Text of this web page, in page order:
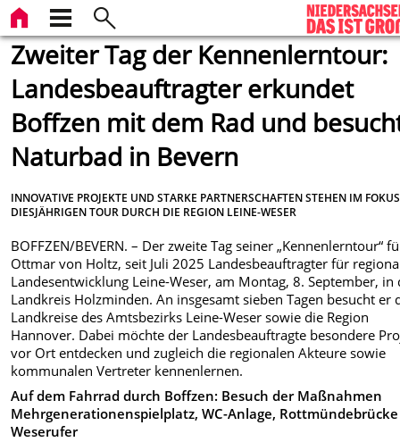
Zweiter Tag der Kennenlerntour:
Landesbeauftragter erkundet
Boffzen mit dem Rad und
Naturbad in Bevern
INNOVATIVE PROJEKTE UND STARKE PARTNERSCHAFTEN STEHEN IM
DIESJÄHRIGEN TOUR DURCH DIE REGION LEINE-WESER
BOFFZEN/BEVERN. – Der zweite Tag seiner „Kennenlerntour“
Ottmar von Holtz, seit Juli 2025 Landesbeauftragter für
Landesentwicklung Leine-Weser, am Montag, 8. September, in
Landkreis Holzminden. An insgesamt sieben Tagen besucht er
Landkreise des Amtsbezirks Leine-Weser sowie die Region
Hannover. Dabei möchte der Landesbeauftragte besondere
vor Ort entdecken und zugleich die regionalen Akteure sowie
kommunalen Vertreter kennenlernen.
Auf dem Fahrrad durch Boffzen: Besuch der Maßnahmen
Mehrgenerationenspielplatz, WC-Anlage,
Weserufer